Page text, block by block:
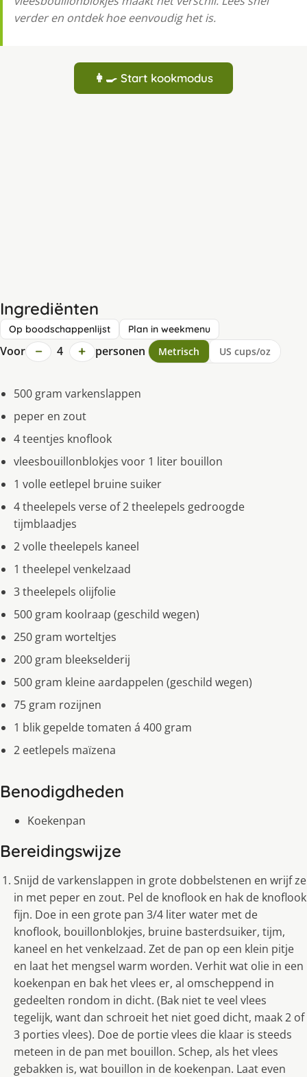
verder en ontdek hoe eenvoudig het is.
👩‍🍳 Start kookmodus
Ingrediënten
Op boodschappenlijst Plan in weekmenu
Voor − 4 + personen Metrisch US cups/oz
500 gram varkenslappen
peper en zout
4 teentjes knoflook
vleesbouillonblokjes voor 1 liter bouillon
1 volle eetlepel bruine suiker
4 theelepels verse of 2 theelepels gedroogde
tijmblaadjes
2 volle theelepels kaneel
1 theelepel venkelzaad
3 theelepels olijfolie
500 gram koolraap (geschild wegen)
250 gram worteltjes
200 gram bleekselderij
500 gram kleine aardappelen (geschild wegen)
75 gram rozijnen
1 blik gepelde tomaten á 400 gram
2 eetlepels maïzena
Benodigdheden
Koekenpan
Bereidingswijze
Snijd de varkenslappen in grote dobbelstenen en wrijf ze
in met peper en zout. Pel de knoflook en hak de knoflook
fijn. Doe in een grote pan 3/4 liter water met de
knoflook, bouillonblokjes, bruine basterdsuiker, tijm,
kaneel en het venkelzaad. Zet de pan op een klein pitje
en laat het mengsel warm worden. Verhit wat olie in een
koekenpan en bak het vlees er, al omscheppend in
gedeelten rondom in dicht. (Bak niet te veel vlees
tegelijk, want dan schroeit het niet goed dicht, maak 2 of
3 porties vlees). Doe de portie vlees die klaar is steeds
meteen in de pan met bouillon. Schep, als het vlees
gebakken is, wat bouillon in de koekenpan. Laat even